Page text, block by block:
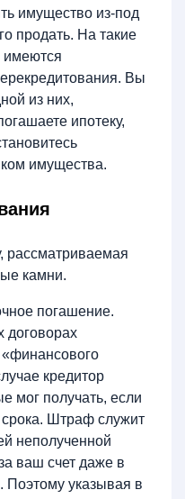
имущество из-под
продать. На такие
имеются
Вы
из них,
ипотеку,
имущества.
рассматриваемая
камни.
погашение.
договорах
кредитор
мог получать, если
срока. Штраф служит
неполученной
ваш счет даже в
Поэтому указывая в